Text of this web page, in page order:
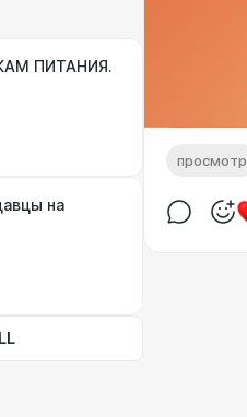
ПИТАНИЯ.
на
просмотр